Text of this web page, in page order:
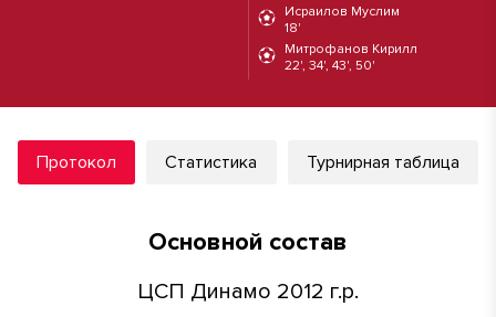
Исраилов Муслим
18'
Митрофанов Кирилл
22', 34', 43', 50'
Протокол Статистика Турнирная таблица
Основной состав
ЦСП Динамо 2012 г.р.